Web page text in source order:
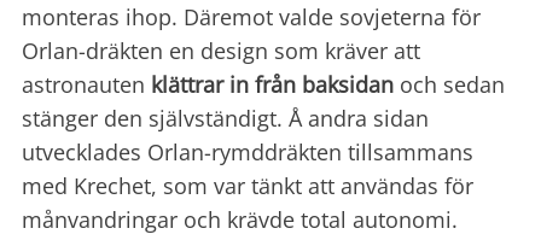
monteras ihop. Däremot valde sovjeterna för
Orlan-dräkten en design som kräver att
astronauten klättrar in från baksidan och sedan
stänger den självständigt. Å andra sidan
utvecklades Orlan-rymddräkten tillsammans
med Krechet, som var tänkt att användas för
månvandringar och krävde total autonomi.